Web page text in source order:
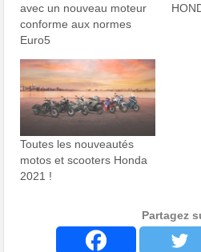
avec un nouveau moteur
conforme aux normes
Euro5
Toutes les nouveautés
motos et scooters Honda
2021 !
Partagez